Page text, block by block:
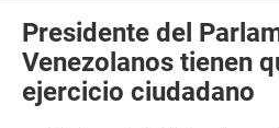
Presidente del
Venezolanos tienen
ejercicio ciudadano